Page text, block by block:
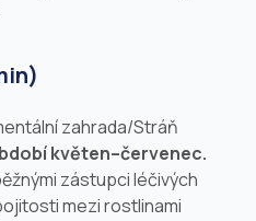
zahrada/Stráň
květen–červenec.
zástupci léčivých
mezi rostlinami